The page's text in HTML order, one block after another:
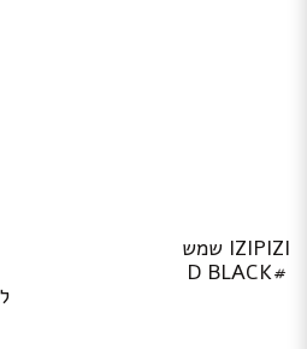
IZIPIZI שמש
#D BLACK